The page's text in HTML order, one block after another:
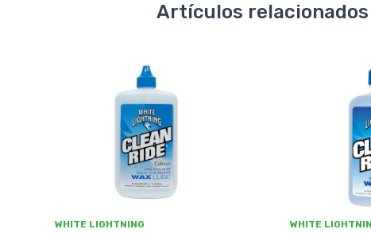
Artículos relacionados
WHITE LIGHTNING WHITE